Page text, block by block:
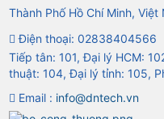
Thành Phố Hồ Chí Minh, Việt
Điện thoại: 02838404566
Tiếp tân: 101, Đại lý HCM:
thuật: 104, Đại lý tỉnh: 105,
Email : info@dntech.vn